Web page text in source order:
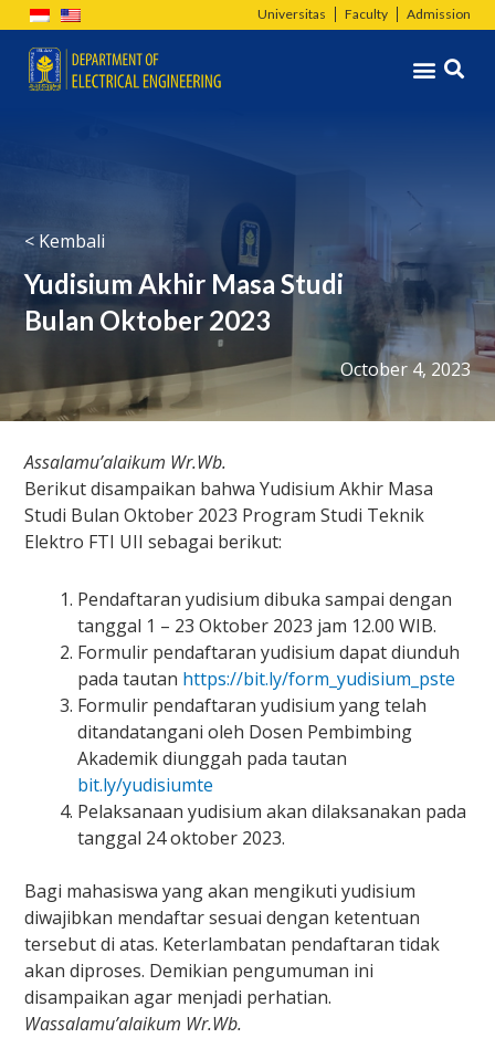
to
content
Universitas Faculty Admission
Menu
< Kembali
Yudisium Akhir Masa Studi
Bulan Oktober 2023
October 4, 2023
Assalamu’alaikum Wr.Wb.
Berikut disampaikan bahwa Yudisium Akhir Masa
Studi Bulan Oktober 2023 Program Studi Teknik
Elektro FTI UII sebagai berikut:
Pendaftaran yudisium dibuka sampai dengan
tanggal 1 – 23 Oktober 2023 jam 12.00 WIB.
Formulir pendaftaran yudisium dapat diunduh
pada tautan https://bit.ly/form_yudisium_pste
Formulir pendaftaran yudisium yang telah
ditandatangani oleh Dosen Pembimbing
Akademik diunggah pada tautan
bit.ly/yudisiumte
Pelaksanaan yudisium akan dilaksanakan pada
tanggal 24 oktober 2023.
Bagi mahasiswa yang akan mengikuti yudisium
diwajibkan mendaftar sesuai dengan ketentuan
tersebut di atas. Keterlambatan pendaftaran tidak
akan diproses. Demikian pengumuman ini
disampaikan agar menjadi perhatian.
Wassalamu’alaikum Wr.Wb.